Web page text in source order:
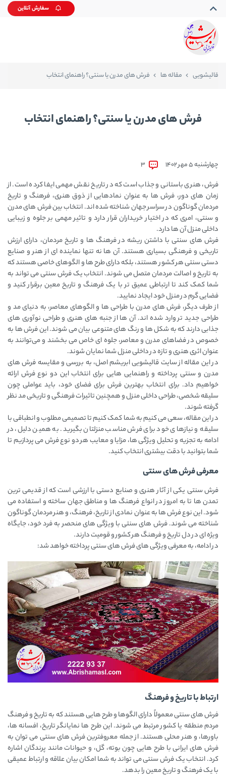
سفارش آنلاین
قالیشویی مقاله ها فرش ‌های مدرن یا سنتی؟ راهنمای انتخاب
فرش ‌های مدرن یا سنتی؟ راهنمای انتخاب
چهارشنبه 5 مهر 1402 3
فرش، هنری باستانی و جذاب است که در تاریخ نقش مهمی ایفا کرده است. از
زمان‌ های دور، فرش ‌ها به عنوان نمادهایی از ذوق هنری، فرهنگ و تاریخ
مردمان گوناگون در سراسر جهان شناخته شده ‌اند. انتخاب بین فرش ‌های مدرن
و سنتی، امری که در اختیار خریداران قرار دارد و تاثیر مهمی بر جلوه و زیبایی
داخلی منزل آن‌ ها دارد.
فرش‌ های سنتی با داشتن ریشه در فرهنگ ‌ها و تاریخ مردمان، دارای ارزش
تاریخی و فرهنگی بسیاری هستند. آن ‌ها نه تنها نماینده ای از هنر و صنایع
دستی سنتی هر کشور هستند، بلکه دارای طرح ‌ها و الگوهای خاصی هستند که
به تاریخ و اصالت مردمان متصل می ‌شوند. انتخاب یک فرش سنتی می ‌تواند به
شما کمک کند تا ارتباطی عمیق ‌تر با یک فرهنگ و تاریخ معین برقرار کنید و
فضایی گرم در منزل خود ایجاد نمایید.
از طرف دیگر، فرش‌ های مدرن با طراحی ‌ها و الگوهای معاصر، به دنیای مد و
طراحی جدید تر وارد شده ‌اند. آن‌ ها از جنبه ‌های هنری و طراحی نوآوری ‌های
جذابی دارند که به شکل ‌ها و رنگ ‌های متنوعی بیان می ‌شوند. این فرش‌ ها به
خصوص در فضاهای مدرن و معاصر، جلوه ای خاص می بخشند و می‌توانند به
عنوان اثری هنری و تازه در داخلی منزل شما نمایان شوند.
در این مقاله از سایت قالیشویی ابریشم اصل، به بررسی و مقایسه فرش ‌های
مدرن و سنتی پرداخته و راهنمایی ‌هایی برای انتخاب این دو نوع فرش ارائه
خواهیم داد. برای انتخاب بهترین فرش برای فضای خود، باید عواملی چون
سلیقه شخصی، طراحی داخلی منزل و همچنین تاثیرات فرهنگی و تاریخی مد نظر
گرفته شوند.
در این مقاله، سعی می ‌کنیم به شما کمک کنیم تا تصمیمی مطلوب و انطباقی با
سلیقه و نیازهای خود برای فرش مناسب منزلتان بگیرید. به همین دلیل، در
ادامه به تجزیه و تحلیل ویژگی ‌ها، مزایا و معایب هر دو نوع فرش می‌ پردازیم تا
شما بتوانید با دقت بیشتری انتخاب کنید.
معرفی فرش های سنتی
فرش سنتی یکی از آثار هنری و صنایع دستی با ارزشی است که از قدیمی ‌ترین
تمدن ‌ها تا به امروز در انواع فرهنگ‌ ها و مناطق جهان ساخته و استفاده می
‌شود. این نوع فرش ‌ها به عنوان نمادی از تاریخ، فرهنگ، و هنر مردمان گوناگون
شناخته می ‌شوند. فرش‌ های سنتی با ویژگی ‌های منحصر به فرد خود، جایگاه
ویژه ‌ای در دل تاریخ و فرهنگ هر کشور و قومیت دارند.
در ادامه، به معرفی ویژگی‌ های فرش‌ های سنتی پرداخته خواهد شد:
ارتباط با تاریخ و فرهنگ
فرش ‌های سنتی معمولاً دارای الگوها و طرح ‌هایی هستند که به تاریخ و فرهنگ
مردم منطقه یا کشور مرتبط می ‌شوند. این طرح ‌ها نمایانگر تاریخ، افسانه‌ ها،
باورها، و هنر محلی هستند. از جمله معروفترین فرش ‌های سنتی می ‌توان به
فرش‌ های ایرانی با طرح هایی چون بوته، گل، و حیوانات مانند پرندگان اشاره
کرد. انتخاب یک فرش سنتی می ‌تواند به شما امکان بیان علاقه و ارتباط عمیقی
با یک فرهنگ و تاریخ معین را بدهد.